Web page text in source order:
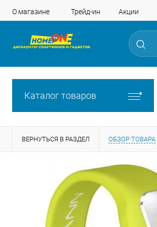
О магазине Трейд-ин Акции
Каталог товаров
ВЕРНУТЬСЯ В РАЗДЕЛ ОБЗОР ТОВАРА